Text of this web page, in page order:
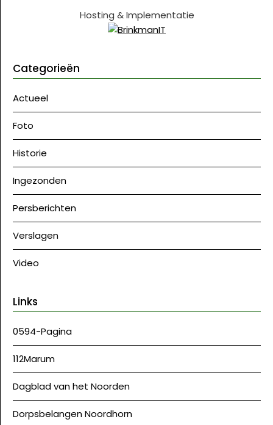
Hosting & Implementatie
Categorieën
Actueel
Foto
Historie
Ingezonden
Persberichten
Verslagen
Video
Links
0594-Pagina
112Marum
Dagblad van het Noorden
Dorpsbelangen Noordhorn